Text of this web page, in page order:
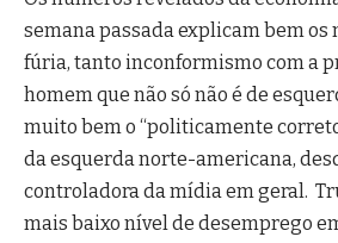
semana passada explicam bem os
fúria, tanto inconformismo com a
homem que não só não é de
muito bem o “politicamente
da esquerda norte-americana,
controladora da mídia em geral.
mais baixo nível de desemprego